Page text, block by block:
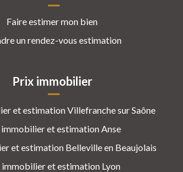
Faire estimer mon bien
un rendez-vous estimation
Prix immobilier
et estimation Villefranche sur Saône
et estimation Anse
et estimation Belleville en Beaujolais
immobilier et estimation Lyon